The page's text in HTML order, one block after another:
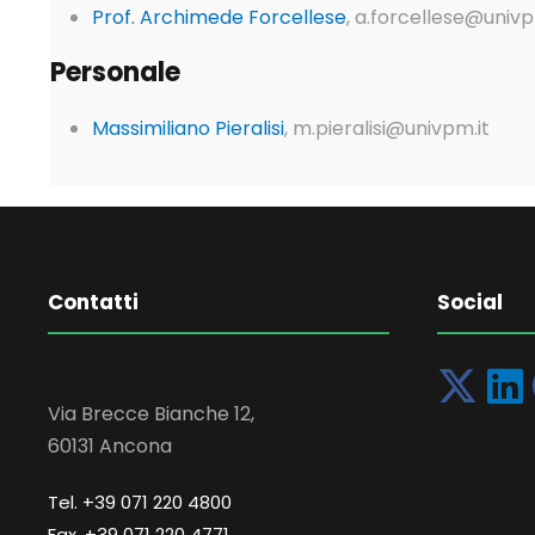
Prof. Archimede Forcellese,
Personale
Massimiliano Pieralisi, m.pieralisi@univpm.it
Contatti
Via Brecce Bianche 12,
60131 Ancona
Tel. +39 071 220 4800
Social